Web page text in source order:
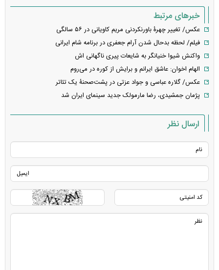
خبرهای مرتبط
عکس/ تغییر چهرۀ باورنکردنی مریم کاویانی در ۵۶ سالگی
فیلم/ لحظه بدحال شدن آرام جعفری در برنامه شام ایرانی
واکنش شیوا خنیانگر به شایعات پیری ناگهانی اش
الهام اخوان: عاشق ایرانم و برایش از کوره در می‌روم
عکس/ گلاره عباسی و جواد عزتی در پشت‌صحنۀ یک تئاتر
پژمان جمشیدی، رضا مارمولک جدید سینمای ایران شد
ارسال نظر